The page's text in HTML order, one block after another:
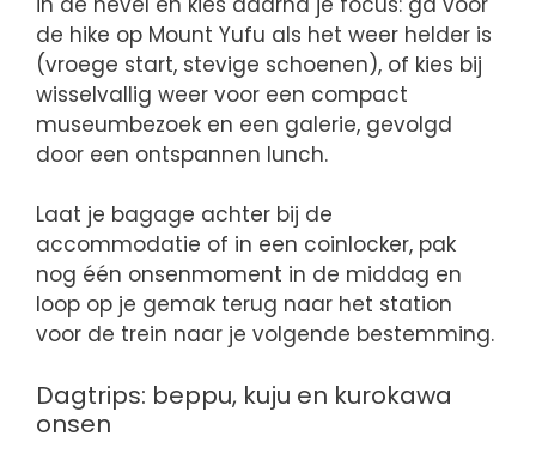
de hike op Mount Yufu als het weer helder is
(vroege start, stevige schoenen), of kies bij
wisselvallig weer voor een compact
museumbezoek en een galerie, gevolgd
door een ontspannen lunch.
Laat je bagage achter bij de
accommodatie of in een coinlocker, pak
nog één onsenmoment in de middag en
loop op je gemak terug naar het station
voor de trein naar je volgende bestemming.
Dagtrips: beppu, kuju en kurokawa
onsen